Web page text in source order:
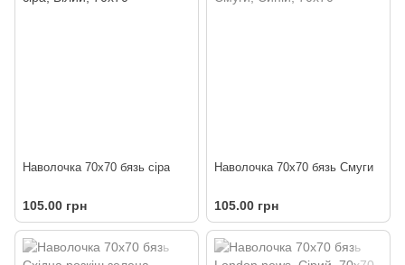
Наволочка 70х70 бязь сіра
105.00 грн
Наволочка 70х70 бязь Смуги
105.00 грн